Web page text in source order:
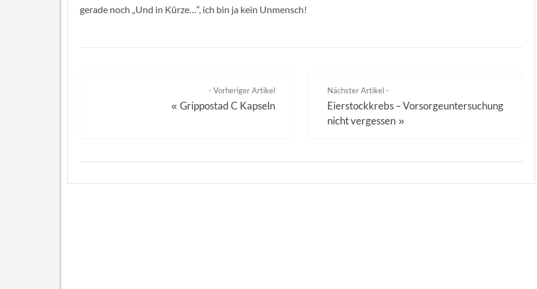
gerade noch „Und in Kürze…“, ich bin ja kein Unmensch!
- Vorheriger Artikel
« Grippostad C Kapseln
Nächster Artikel -
Eierstockkrebs – Vorsorgeuntersuchung
nicht vergessen »